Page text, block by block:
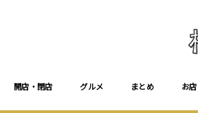
開店・閉店 グルメ まとめ お店